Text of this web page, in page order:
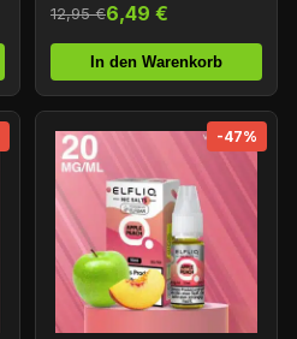
12,95 €6,49 €
In den Warenkorb
-47%